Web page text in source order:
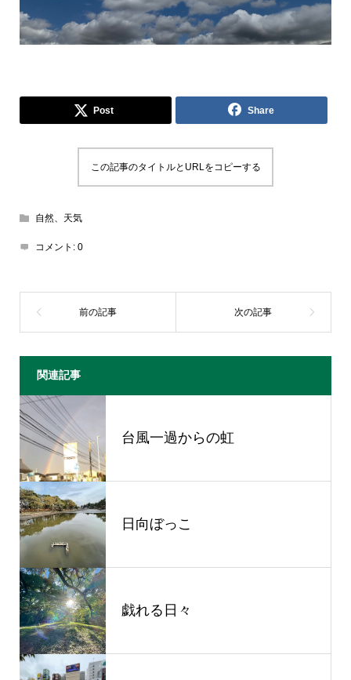
Post Share
この記事のタイトルとURLをコピーする
自然、天気
コメント: 0
関連記事
台風一過からの虹
日向ぼっこ
戯れる日々